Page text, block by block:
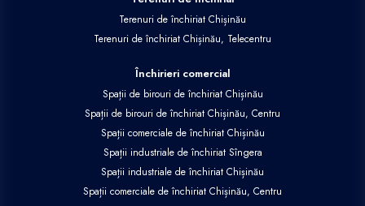
Terenuri de închiriat Chișinău
Terenuri de închiriat Chișinău, Telecentru
Închirieri comercial
Spații de birouri de închiriat Chișinău
Spații de birouri de închiriat Chișinău, Centru
Spații comerciale de închiriat Chișinău
Spații industriale de închiriat Sîngera
Spații industriale de închiriat Chișinău
Spații comerciale de închiriat Chișinău, Centru